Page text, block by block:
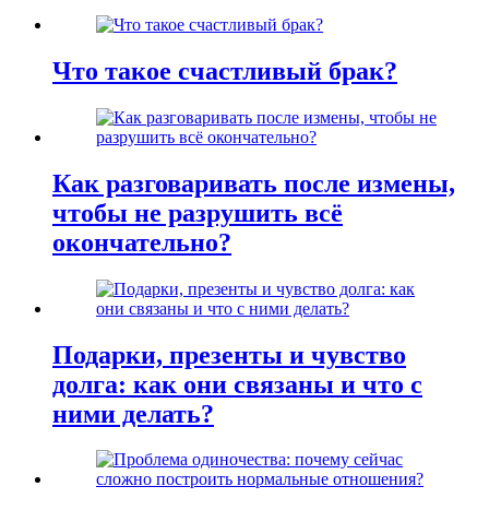
Что такое счастливый брак?
Как разговаривать после измены,
чтобы не разрушить всё
окончательно?
Подарки, презенты и чувство
долга: как они связаны и что с
ними делать?